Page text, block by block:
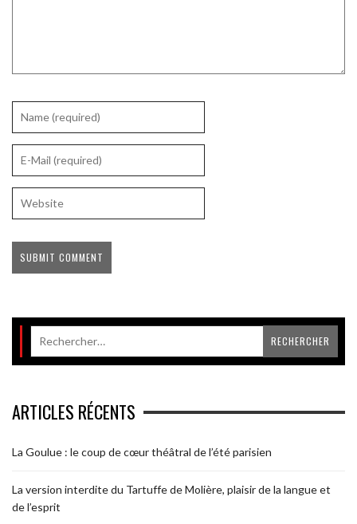
ARTICLES RÉCENTS
La Goulue : le coup de cœur théâtral de l’été parisien
La version interdite du Tartuffe de Molière, plaisir de la langue et
de l’esprit